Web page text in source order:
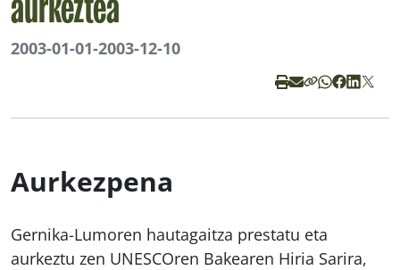
aurkeztea
2003-01-01-2003-12-10
Aurkezpena
Gernika-Lumoren hautagaitza prestatu eta
aurkeztu zen UNESCOren Bakearen Hiria Sarira,